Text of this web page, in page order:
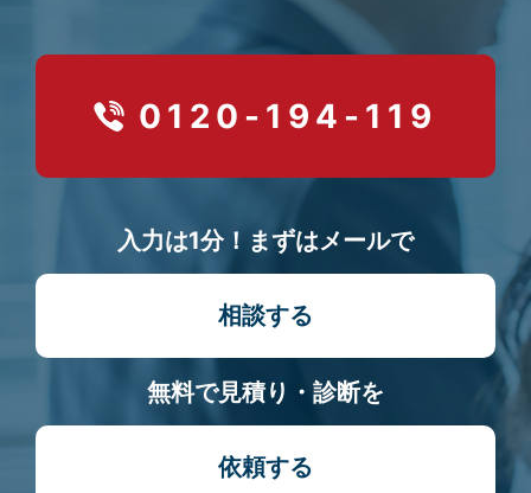
0120-194-119
入力は1分！まずはメールで
相談する
無料で見積り・診断を
依頼する